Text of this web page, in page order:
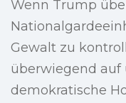
Wenn Trump
Gewalt zu
überwiegend auf
demokratische